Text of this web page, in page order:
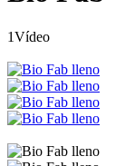
1Vídeo